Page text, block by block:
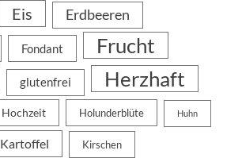
Eis Erdbeeren
Fondant Frucht
glutenfrei Herzhaft
Hochzeit Holunderblüte Huhn
Kartoffel Kirschen